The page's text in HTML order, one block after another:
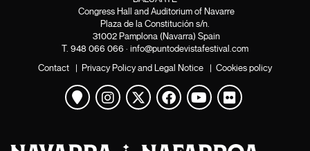
Congress Hall and Auditorium of Navarre
Plaza de la Constitución s/n.
31002 Pamplona (Navarra) Spain
T. 948 066 066 · info@puntodevistafestival.com
Contact | Privacy Policy and Legal Notice | Cookies policy
View map
Instagram
Twitter
Facebook
Youtube
Flickr